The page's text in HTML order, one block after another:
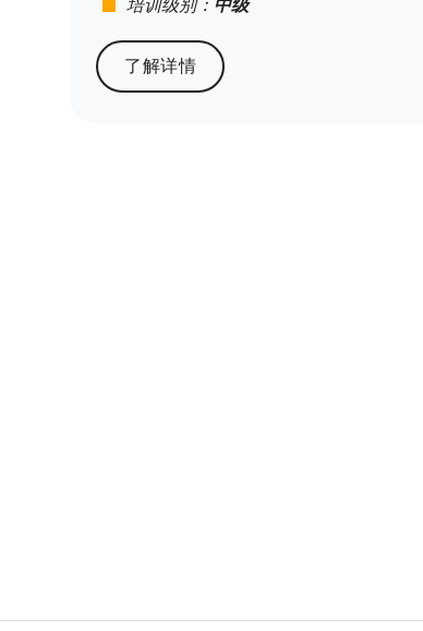
stop 培训级别： 中级
了解详情